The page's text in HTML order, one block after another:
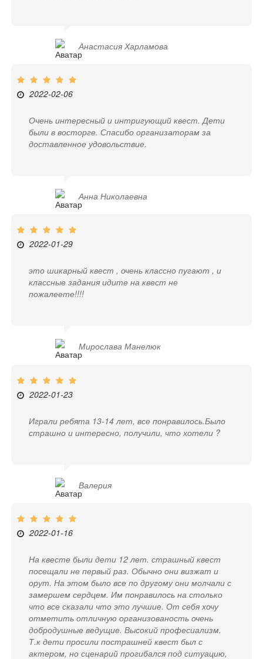
Анастасия Харламова
2022-02-06
Очень интересный и интригующий квест. Дети
были в восторге. Спасибо организаторам за
доставленное удовольствие.
Анна Николаевна
2022-01-29
это шикарный квест , очень классно пугают , и
классные задания идите на квест не
пожалеете!!!!
Мирослава Манелюк
2022-01-23
Играли ребята 13-14 лет, все понравилось.Было
страшно и интересно, получили, что хотели ?
Валерия
2022-01-16
На квесте были дети 12 лет. страшный квест
посещали не первый раз. Обычно они визжат и
орут. На этом было все по другому они молчали с
замершем сердцем. Им понравилось на столько
что все сказали что это лучшие. От себя хочу
отметить отличную организованость очень
добродушные ведущие. Высокий професиализм.
Т.к дети просили пострашней квест был с
актером, но сценарий прогибался под ситуацию,